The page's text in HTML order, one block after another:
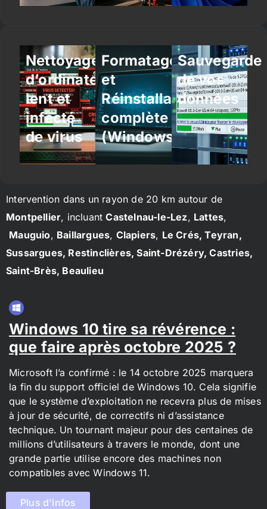
Nettoyage
d’ordinateur
lent et
infecté
de virus
Formatage
et
Réinstallation
complète
(Windows/Linux)
Sauvegarde
de vos
données
Intervention dans un rayon de 20 km autour de
Montpellier, incluantCastelnau-le-Lez, Lattes,
Mauguio, Baillargues, Clapiers, Le Crés, Teyran,
Sussargues, Restinclières, Saint-Drézéry, Castries,
Saint-Brès, Beaulieu
Windows 10 tire sa révérence :
que faire après octobre 2025 ?
Microsoft l’a confirmé : le 14 octobre 2025 marquera
la fin du support officiel de Windows 10. Cela signifie
que le système d’exploitation ne recevra plus de mises
à jour de sécurité, de correctifs ni d’assistance
technique. Un tournant majeur pour des centaines de
millions d’utilisateurs à travers le monde, dont une
grande partie utilise encore des machines non
compatibles avec Windows 11.
Plus d'infos